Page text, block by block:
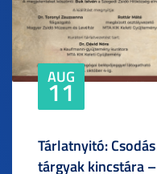
AUG
11
Tárlatnyitó: Csodás
tárgyak kincstára –